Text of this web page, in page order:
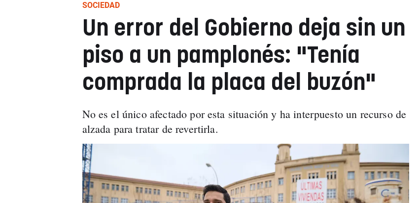
SOCIEDAD
Un error del Gobierno deja sin un
piso a un pamplonés: "Tenía
comprada la placa del buzón"
No es el único afectado por esta situación y ha interpuesto un recurso de
alzada para tratar de revertirla.